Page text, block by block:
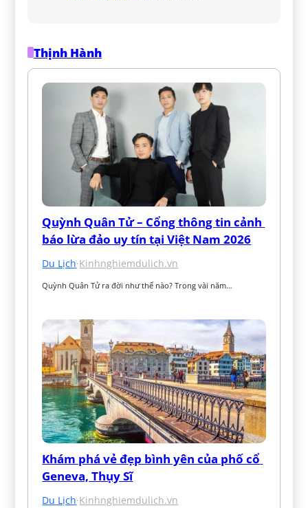
Thịnh Hành
Quỳnh Quân Tử – Cổng thông tin cảnh
báo lừa đảo uy tín tại Việt Nam 2026
Du Lịch·Kinhnghiemdulich.vn
Quỳnh Quân Tử ra đời như thế nào? Trong vài năm…
Khám phá vẻ đẹp bình yên của phố cổ
Geneva, Thụy Sĩ
Du Lịch·Kinhnghiemdulich.vn